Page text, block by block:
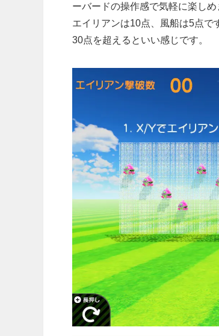
ーバードの操作感で気軽に楽しめ
エイリアンは10点、風船は5点で
30点を超えるといい感じです。